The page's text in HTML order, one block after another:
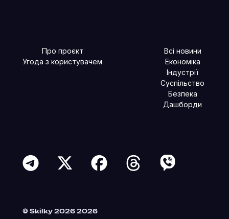
Про проєкт
Угода з користувачем
Всі новини
Економіка
Індустрії
Суспільство
Безпека
Дашборди
Читайте більше в наших соцмережах
© Skilky 2026 2026